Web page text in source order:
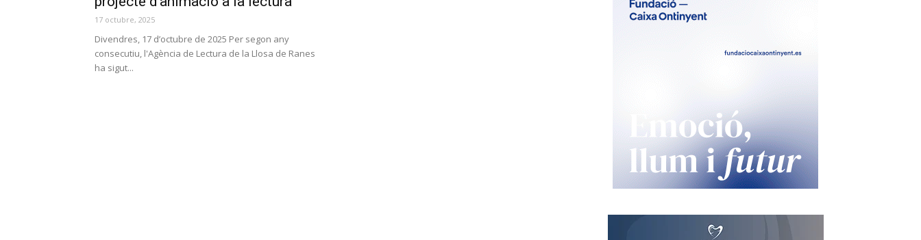
17 octubre, 2025
Divendres, 17 d’octubre de 2025 Per segon any
consecutiu, l'Agència de Lectura de la Llosa de Ranes
ha sigut...